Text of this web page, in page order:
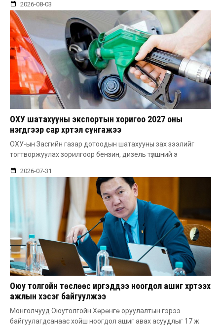
2026-08-03
ОХУ шатахууны экспортын хоригоо 2027 оны
нэгдүгээр сар хүртэл сунгажээ
ОХУ-ын Засгийн газар дотоодын шатахууны зах зээлийг
тогтворжуулах зорилгоор бензин, дизель түлшний э
2026-07-31
Оюу толгойн төслөөс иргэддээ ноогдол ашиг хүртээх
ажлын хэсэг байгуулжээ
Монголчууд Оюутолгойн Хөрөнгө оруулалтын гэрээ
байгуулагдсанаас хойш ноогдол ашиг авах асуудлыг 17 ж